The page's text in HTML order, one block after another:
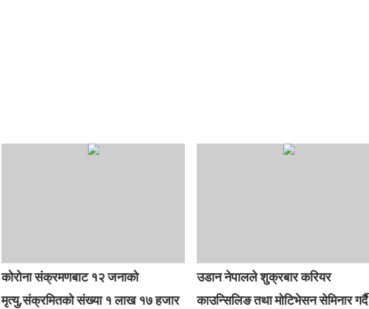
कोरोना संक्रमणबाट १२ जनाको
मृत्यु,संक्रमितको संख्या १ लाख १७ हजार
उडान नेपालले शुक्रबार करियर
काउन्सिलिङ तथा मोटिभेसन सेमिनार गर्दै